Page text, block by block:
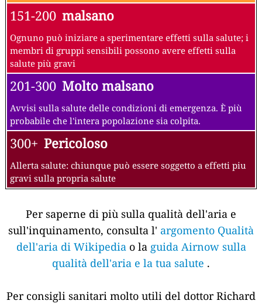
151-200 malsano
Ognuno può iniziare a sperimentare effetti sulla salute; i
membri di gruppi sensibili possono avere effetti sulla
salute più gravi
201-300 Molto malsano
Avvisi sulla salute delle condizioni di emergenza. È più
probabile che l'intera popolazione sia colpita.
300+ Pericoloso
Allerta salute: chiunque può essere soggetto a effetti piu
gravi sulla propria salute
Per saperne di più sulla qualità dell'aria e
sull'inquinamento, consulta l' argomento Qualità
dell'aria di Wikipediao la guida Airnow sulla
qualità dell'aria e la tua salute .
Per consigli sanitari molto utili del dottor Richard